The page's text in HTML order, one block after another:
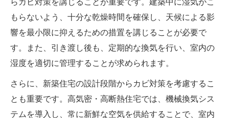
らカビ対策を講じることが重要です。建築中に湿気がこ
もらないよう、十分な乾燥時間を確保し、天候による影
響を最小限に抑えるための措置を講じることが必要で
す。また、引き渡し後も、定期的な換気を行い、室内の
湿度を適切に管理することが求められます。
さらに、新築住宅の設計段階からカビ対策を考慮するこ
とも重要です。高気密・高断熱住宅では、機械換気シス
テムを導入し、常に新鮮な空気を供給することで、室内